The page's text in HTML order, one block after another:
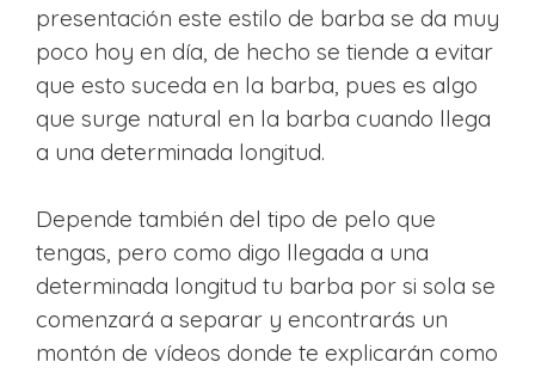
presentación este estilo de barba se da muy
poco hoy en día, de hecho se tiende a evitar
que esto suceda en la barba, pues es algo
que surge natural en la barba cuando llega
a una determinada longitud.
Depende también del tipo de pelo que
tengas, pero como digo llegada a una
determinada longitud tu barba por si sola se
comenzará a separar y encontrarás un
montón de vídeos donde te explicarán como